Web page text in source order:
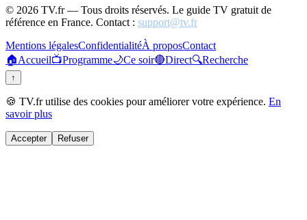
© 2026 TV.fr — Tous droits réservés. Le guide TV gratuit de
référence en France. Contact : support@tv.fr
Mentions légalesConfidentialitéÀ proposContact
🏠Accueil📺Programme🌙Ce soir🔴Direct🔍Recherche
↑
🍪 TV.fr utilise des cookies pour améliorer votre expérience. En
savoir plus
Accepter Refuser